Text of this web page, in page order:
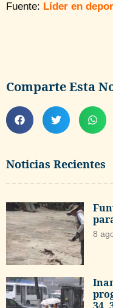
Noticias Recientes
8
Fuente: Líder en
Comparte Esta